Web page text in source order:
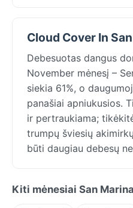
Cloud Cover In
Debesuotas dangus
November mėnesį –
siekia 61%, o
panašiai apniukusios.
ir pertraukiama;
trumpų šviesių
būti daugiau debesų
Kiti mėnesiai San